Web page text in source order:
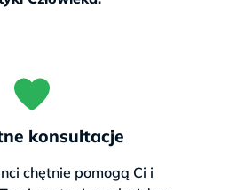
konsultacje
chętnie pomogą Ci i